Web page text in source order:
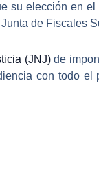
su elección en
de Fiscales
(JNJ)de
con todo el